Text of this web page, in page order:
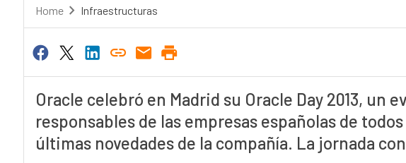
Home Infraestructuras
Oracle celebró en Madrid su Oracle Day 2013, un
responsables de las empresas españolas de
últimas novedades de la compañía. La jornada